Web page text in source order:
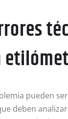
pueden
deben